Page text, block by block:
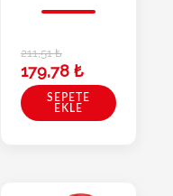
211,51₺
179,78 ₺
SEPETE
EKLE